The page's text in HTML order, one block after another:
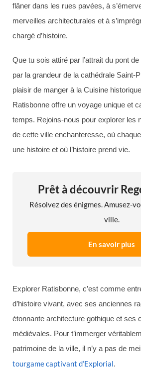
flâner dans les rues pavées, à
merveilles architecturales et à
chargé d’histoire.
Que tu sois attiré par l’attrait du pont
par la grandeur de la cathédrale Saint-
plaisir de manger à la Cuisine
Ratisbonne offre un voyage unique et
temps. Rejoins-nous pour explorer les
de cette ville enchanteresse, où
une histoire et où l’histoire prend vie.
Prêt à découvrir
Résolvez des énigmes. Amusez-
ville.
En savoir plus
Explorer Ratisbonne, c’est comme
d’histoire vivant, avec ses anciennes
étonnante architecture gothique et ses
médiévales. Pour t’immerger
patrimoine de la ville, il n’y a pas de
tourgame captivant d’Explorial.